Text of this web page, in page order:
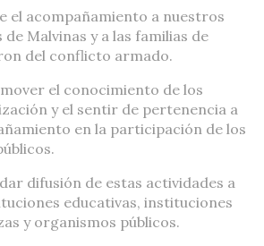
el acompañamiento a nuestros
Malvinas y a las familias de
del conflicto armado.
el conocimiento de los
y el sentir de pertenencia a
en la participación de los
difusión de estas actividades a
educativas, instituciones
y organismos públicos.